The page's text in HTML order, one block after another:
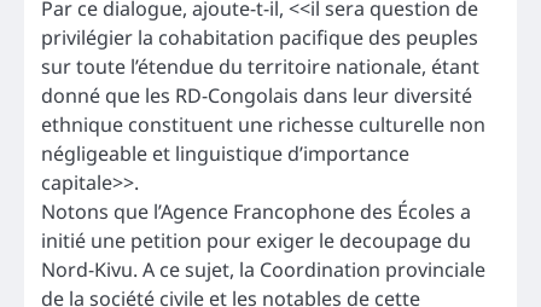
Par ce dialogue, ajoute-t-il, <<il sera question de
privilégier la cohabitation pacifique des peuples
sur toute l’étendue du territoire nationale, étant
donné que les RD-Congolais dans leur diversité
ethnique constituent une richesse culturelle non
négligeable et linguistique d’importance
capitale>>.
Notons que l’Agence Francophone des Écoles a
initié une petition pour exiger le decoupage du
Nord-Kivu. A ce sujet, la Coordination provinciale
de la société civile et les notables de cette